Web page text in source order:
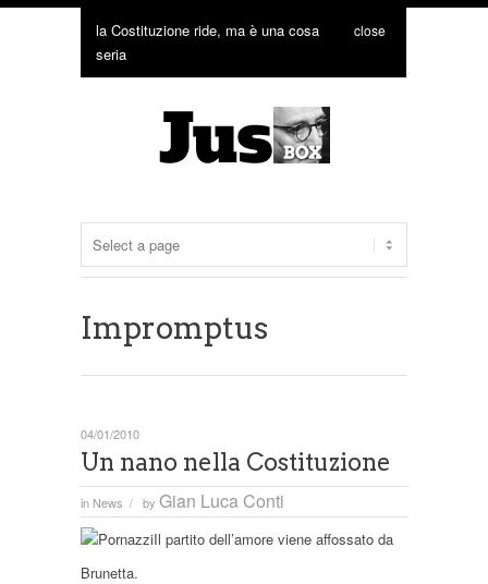
la Costituzione ride, ma è una cosa
seria
close
Impromptus
Un nano nella Costituzione
in News / by Gian Luca Conti
04/01/2010
Il partito dell’amore viene affossato da
Brunetta.